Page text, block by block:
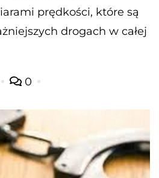
prędkości, które są
drogach w całej
0